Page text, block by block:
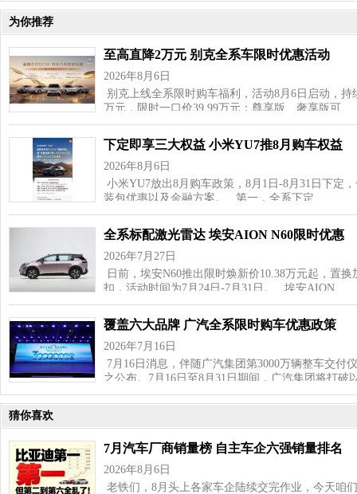
为你推荐
至高直降2万元 别克全系车限时优惠活动
2026年8月6日
别克上线全系限时购车福利，活动8月6日启动，
万元，限时一口价39.99万元；尊享版、奢享版可…
下定即享三大权益 小米YU7推8月购车权益
2026年8月6日
小米YU7放出8月购车政策，8月1日‑8月31日下定
装包优惠以及金融方案。 第一，全系下定…
全系标配激光雷达 埃安AION N60限时优惠
2026年7月27日
日前，埃安N60推出限时焕新价10.38万元起，置
扣，活动时间为7月24日-7月31日。 埃安AION …
覆盖六大品牌 广汽全系限时购车优惠政策
2026年7月16日
7月16日消息，伴随广汽集团第3000万辆整车交付
之公布。7月16日至8月31日期间，广汽集团将打
猜你喜欢
7月汽车厂商销量榜 自主车企六强销量排名
2026年8月6日
老铁们，8月头上各家车企陆续交完作业，今天